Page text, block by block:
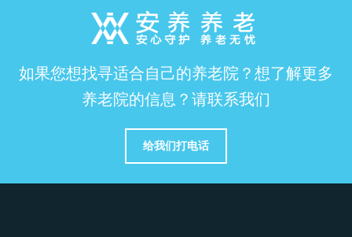
如果您想找寻适合自己的养老院？想了解更多
养老院的信息？请联系我们
给我们打电话